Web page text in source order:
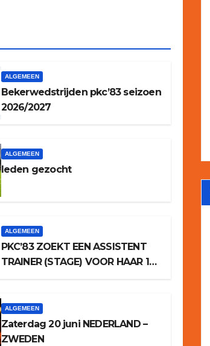
ALGEMEEN
Bekerwedstrijden pkc’83 seizoen
2026/2027
ALGEMEEN
leden gezocht
ALGEMEEN
PKC’83 ZOEKT EEN ASSISTENT
TRAINER (STAGE) VOOR HAAR 1E
ALGEMEEN
Zaterdag 20 juni NEDERLAND –
ZWEDEN